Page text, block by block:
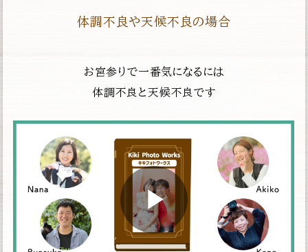
体調不良や天候不良の場合
お宮参りで一番気になるには
体調不良と天候不良です